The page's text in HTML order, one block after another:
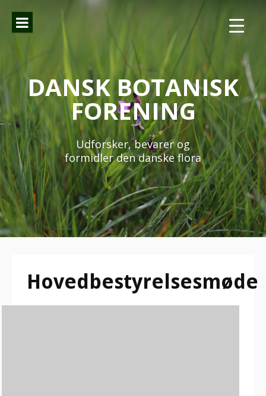
indhold
DANSK BOTANISK
FORENING
Udforsker, bevarer og
formidler den danske flora
Hovedbestyrelsesmøde